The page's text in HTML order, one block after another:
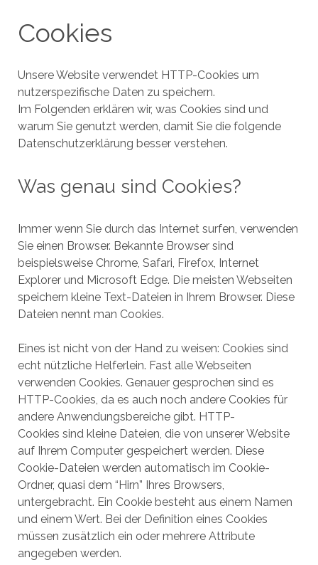
Cookies
Unsere Website verwendet HTTP-Cookies um
nutzerspezifische Daten zu speichern.
Im Folgenden erklären wir, was Cookies sind und
warum Sie genutzt werden, damit Sie die folgende
Datenschutzerklärung besser verstehen.
Was genau sind Cookies?
Immer wenn Sie durch das Internet surfen, verwenden
Sie einen Browser. Bekannte Browser sind
beispielsweise Chrome, Safari, Firefox, Internet
Explorer und Microsoft Edge. Die meisten Webseiten
speichern kleine Text-Dateien in Ihrem Browser. Diese
Dateien nennt man Cookies.
Eines ist nicht von der Hand zu weisen: Cookies sind
echt nützliche Helferlein. Fast alle Webseiten
verwenden Cookies. Genauer gesprochen sind es
HTTP-Cookies, da es auch noch andere Cookies für
andere Anwendungsbereiche gibt. HTTP-
Cookies sind kleine Dateien, die von unserer Website
auf Ihrem Computer gespeichert werden. Diese
Cookie-Dateien werden automatisch im Cookie-
Ordner, quasi dem “Hirn” Ihres Browsers,
untergebracht. Ein Cookie besteht aus einem Namen
und einem Wert. Bei der Definition eines Cookies
müssen zusätzlich ein oder mehrere Attribute
angegeben werden.